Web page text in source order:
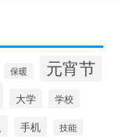
保暖 元宵节
大学 学校
手机 技能